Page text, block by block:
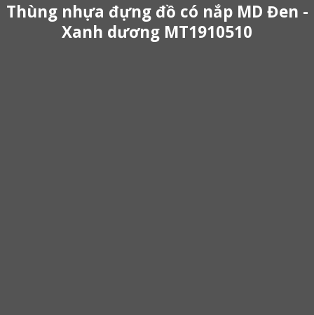
Thùng nhựa đựng đồ có nắp MD Đen -
Xanh dương MT1910510